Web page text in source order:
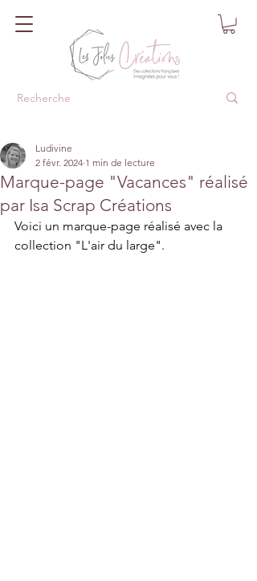
Marque-page "Vacances" réalisé
par Isa Scrap Créations
Ludivine
2 févr. 2024 1 min de lecture
Voici un marque-page réalisé avec la
collection "L'air du large".